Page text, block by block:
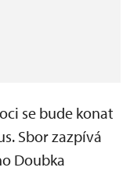
se bude konat
Sbor zazpívá
Doubka